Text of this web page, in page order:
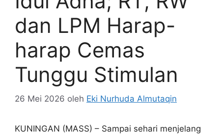
dan LPM Harap-
harap Cemas
Tunggu Stimulan
26 Mei 2026 oleh Eki Nurhuda Almutaqin
KUNINGAN (MASS) – Sampai sehari menjelang